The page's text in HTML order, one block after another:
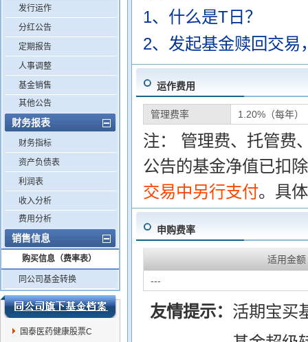
发行运作
分红公告
定期报告
人事调整
基金销售
其他公告
财务报表
财务指标
资产负债表
利润表
收入分析
费用分析
销售信息
购买信息（费率表）
同公司基金转换
国泰医药健康股票C
1、什么是T日？
2、发起基金赎回交易
运作费用
管理费率 1.20%（每年）
注： 管理费、托管费
公告的基金净值已扣
交易中另行支付。具
申购费率
适用金额
---
友情提示： 活期宝买